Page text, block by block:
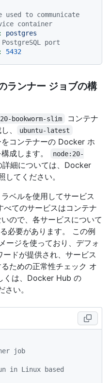
used to communicate
container
postgres
port
5432
ランナー ジョブの構
bookworm-slim
コンテナ
、
ubuntu-latest
コンテナーの Docker ホ
成します。
node:20-
詳細については、Docker
してください。
ラベルを使用してサービス
べてのサービスはコンテナ
ので、各サービスについて
必要があります。 この例
ージを使っており、デフォ
ドが提供され、サービス
ための正常性チェック オ
くは、Docker Hub の
さい。
job
in Linux based